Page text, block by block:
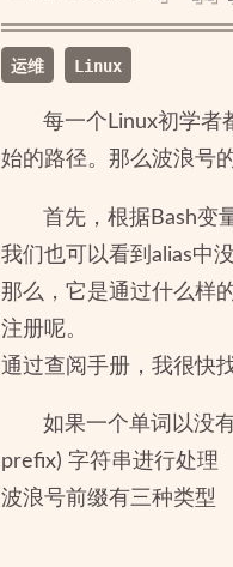
运维 Linux
每一个Linux初学者
始的路径。那么波浪号
首先，根据Bash变
我们也可以看到alias中
那么，它是通过什么样
注册呢。
通过查阅手册，我很快
如果一个单词以没
prefix) 字符串进行处理
波浪号前缀有三种类型